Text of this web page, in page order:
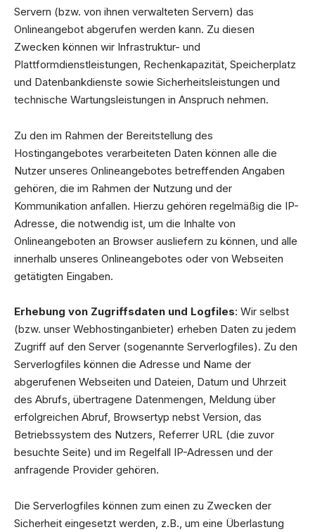
Servern (bzw. von ihnen verwalteten Servern) das
Onlineangebot abgerufen werden kann. Zu diesen
Zwecken können wir Infrastruktur- und
Plattformdienstleistungen, Rechenkapazität, Speicherplatz
und Datenbankdienste sowie Sicherheitsleistungen und
technische Wartungsleistungen in Anspruch nehmen.
Zu den im Rahmen der Bereitstellung des
Hostingangebotes verarbeiteten Daten können alle die
Nutzer unseres Onlineangebotes betreffenden Angaben
gehören, die im Rahmen der Nutzung und der
Kommunikation anfallen. Hierzu gehören regelmäßig die IP-
Adresse, die notwendig ist, um die Inhalte von
Onlineangeboten an Browser ausliefern zu können, und alle
innerhalb unseres Onlineangebotes oder von Webseiten
getätigten Eingaben.
Erhebung von Zugriffsdaten und Logfiles: Wir selbst
(bzw. unser Webhostinganbieter) erheben Daten zu jedem
Zugriff auf den Server (sogenannte Serverlogfiles). Zu den
Serverlogfiles können die Adresse und Name der
abgerufenen Webseiten und Dateien, Datum und Uhrzeit
des Abrufs, übertragene Datenmengen, Meldung über
erfolgreichen Abruf, Browsertyp nebst Version, das
Betriebssystem des Nutzers, Referrer URL (die zuvor
besuchte Seite) und im Regelfall IP-Adressen und der
anfragende Provider gehören.
Die Serverlogfiles können zum einen zu Zwecken der
Sicherheit eingesetzt werden, z.B., um eine Überlastung